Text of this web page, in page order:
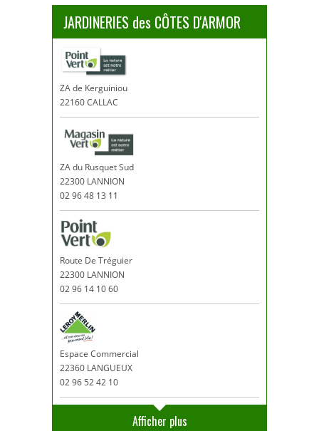
JARDINERIES des CÔTES D'ARMOR
ZA de Kerguiniou
22160 CALLAC
ZA du Rusquet Sud
22300 LANNION
02 96 48 13 11
Route De Tréguier
22300 LANNION
02 96 14 10 60
Espace Commercial
22360 LANGUEUX
02 96 52 42 10
Afficher plus